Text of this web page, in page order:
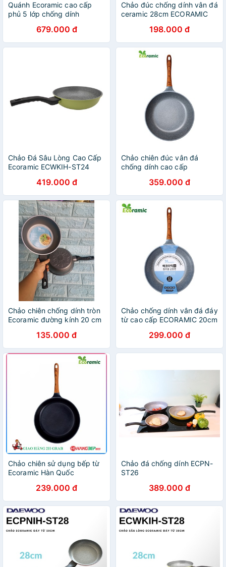
Quánh Ecoramic cao cấp
phủ 5 lớp chống dính
679.000 đ
Chảo đúc chống dính vân đá
ceramic 28cm ECORAMIC
198.000 đ
Chảo Đá Sâu Lòng Cao Cấp
Ecoramic ECWKIH-ST24
419.000 đ
Chảo chiên đúc vân đá
chống dính cao cấp
30cm quai gỗ chống nóng
359.000 đ
Chảo chiên chống dính tròn
Ecoramic đường kính 20 cm
135.000 đ
Chảo chống dính vân đá đáy
từ cao cấp ECORAMIC 20cm
gỗ cách nhiệt299.000 đ
Chảo chiên sử dụng bếp từ
Ecoramic Hàn Quốc
239.000 đ
Chảo đá chống dính ECPN-
ST26
389.000 đ